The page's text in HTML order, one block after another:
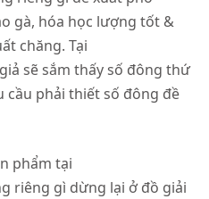
gà, hóa học lượng tốt &
chăng. Tại
sẽ sắm thấy số đông thứ
cầu phải thiết số đông đề
phẩm tại
riêng gì dừng lại ở đồ giải